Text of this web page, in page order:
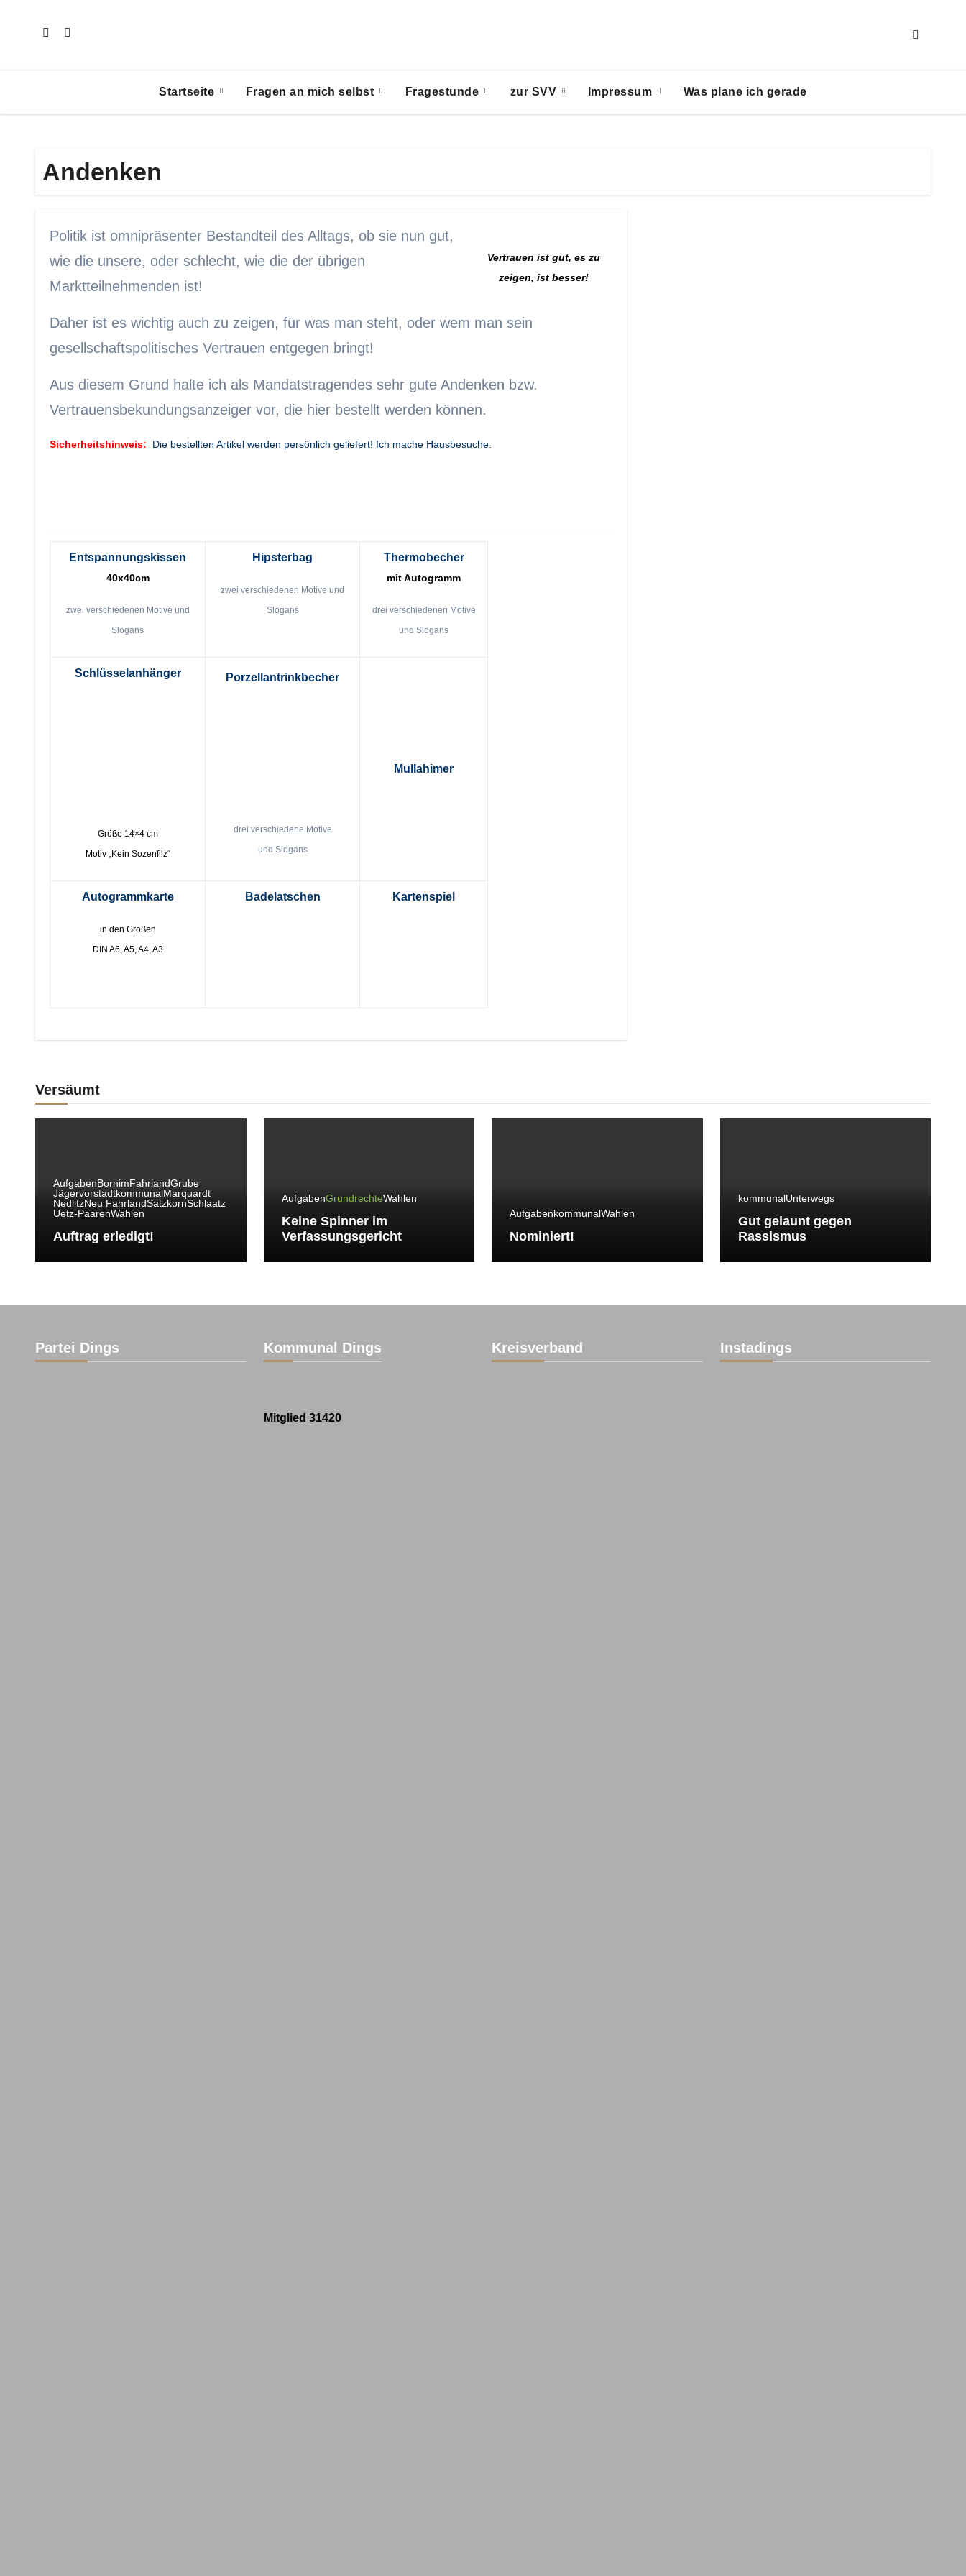
Startseite Fragen an mich selbst Fragestunde zur SVV Impressum Was plane ich gerade
Andenken
Vertrauen ist gut, es zu
zeigen, ist besser!
Politik ist omnipräsenter Bestandteil des Alltags, ob sie nun gut,
wie die unsere, oder schlecht, wie die der übrigen
Marktteilnehmenden ist!
Daher ist es wichtig auch zu zeigen, für was man steht, oder wem man sein
gesellschaftspolitisches Vertrauen entgegen bringt!
Aus diesem Grund halte ich als Mandatstragendes sehr gute Andenken bzw.
Vertrauensbekundungsanzeiger vor, die hier bestellt werden können.
Sicherheitshinweis: Die bestellten Artikel werden persönlich geliefert! Ich mache Hausbesuche.
Entspannungskissen
40x40cm
zwei verschiedenen Motive und
Slogans
Hipsterbag
zwei verschiedenen Motive und
Slogans
Thermobecher
mit Autogramm
drei verschiedenen Motive
und Slogans
Schlüsselanhänger
Größe 14×4 cm
Motiv „Kein Sozenfilz“
Porzellantrinkbecher
drei verschiedene Motive
und Slogans
Mullahimer
Autogrammkarte
in den Größen
DIN A6, A5, A4, A3
Badelatschen Kartenspiel
Versäumt
AufgabenBornimFahrlandGrube
JägervorstadtkommunalMarquardt
NedlitzNeu FahrlandSatzkornSchlaatz
Uetz-PaarenWahlen
Auftrag erledigt!
AufgabenGrundrechteWahlen
Keine Spinner im
Verfassungsgericht
AufgabenkommunalWahlen
Nominiert!
kommunalUnterwegs
Gut gelaunt gegen
Rassismus
Partei Dings Kommunal Dings
Mitglied 31420
Kreisverband Instadings